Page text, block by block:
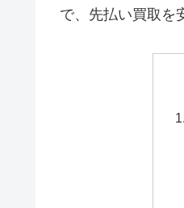
で、先払い買取を